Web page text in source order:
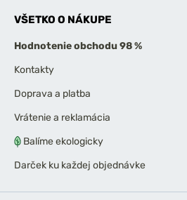
VŠETKO O NÁKUPE
Hodnotenie obchodu 98 %
Kontakty
Doprava a platba
Vrátenie a reklamácia
Balíme ekologicky
Darček ku každej objednávke